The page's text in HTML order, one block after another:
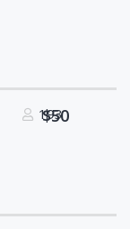
193
$50